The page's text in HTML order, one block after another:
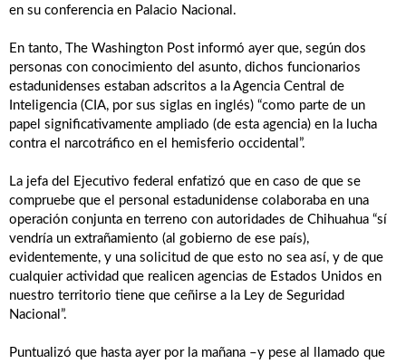
en su conferencia en Palacio Nacional.
En tanto, The Washington Post informó ayer que, según dos
personas con conocimiento del asunto, dichos funcionarios
estadunidenses estaban adscritos a la Agencia Central de
Inteligencia (CIA, por sus siglas en inglés) “como parte de un
papel significativamente ampliado (de esta agencia) en la lucha
contra el narcotráfico en el hemisferio occidental”.
La jefa del Ejecutivo federal enfatizó que en caso de que se
compruebe que el personal estadunidense colaboraba en una
operación conjunta en terreno con autoridades de Chihuahua “sí
vendría un extrañamiento (al gobierno de ese país),
evidentemente, y una solicitud de que esto no sea así, y de que
cualquier actividad que realicen agencias de Estados Unidos en
nuestro territorio tiene que ceñirse a la Ley de Seguridad
Nacional”.
Puntualizó que hasta ayer por la mañana –y pese al llamado que